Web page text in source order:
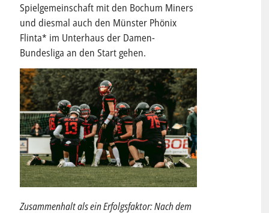
Spielgemeinschaft mit den Bochum Miners
und diesmal auch den Münster Phönix
Flinta* im Unterhaus der Damen-
Bundesliga an den Start gehen.
Zusammenhalt als ein Erfolgsfaktor: Nach dem